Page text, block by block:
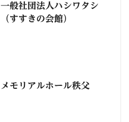
一般社団法人ハシワタシ
（すすきの会館）
メモリアルホール秩父